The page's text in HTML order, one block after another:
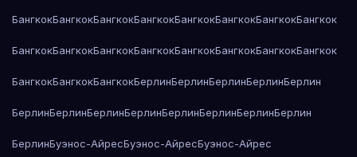
БангкокБангкокБангкокБангкокБангкокБангкокБангкокБангкок
БангкокБангкокБангкокБангкокБангкокБангкокБангкокБангкок
БангкокБангкокБангкокБерлинБерлинБерлинБерлинБерлин
БерлинБерлинБерлинБерлинБерлинБерлинБерлинБерлин
БерлинБуэнос-АйресБуэнос-АйресБуэнос-Айрес